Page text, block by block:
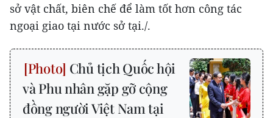
sở vật chất, biên chế để làm tốt hơn công tác
ngoại giao tại nước sở tại./.
Chủ tịch Quốc hội
và Phu nhân gặp gỡ cộng
đồng người Việt Nam tại